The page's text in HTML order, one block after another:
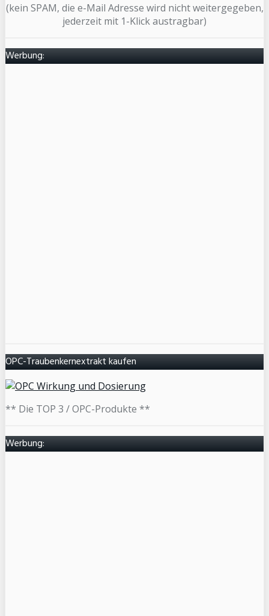
(kein SPAM, die e-Mail Adresse wird nicht weitergegeben,
jederzeit mit 1-Klick austragbar)
Werbung:
OPC-Traubenkernextrakt kaufen
** Die TOP 3 / OPC-Produkte **
Werbung: